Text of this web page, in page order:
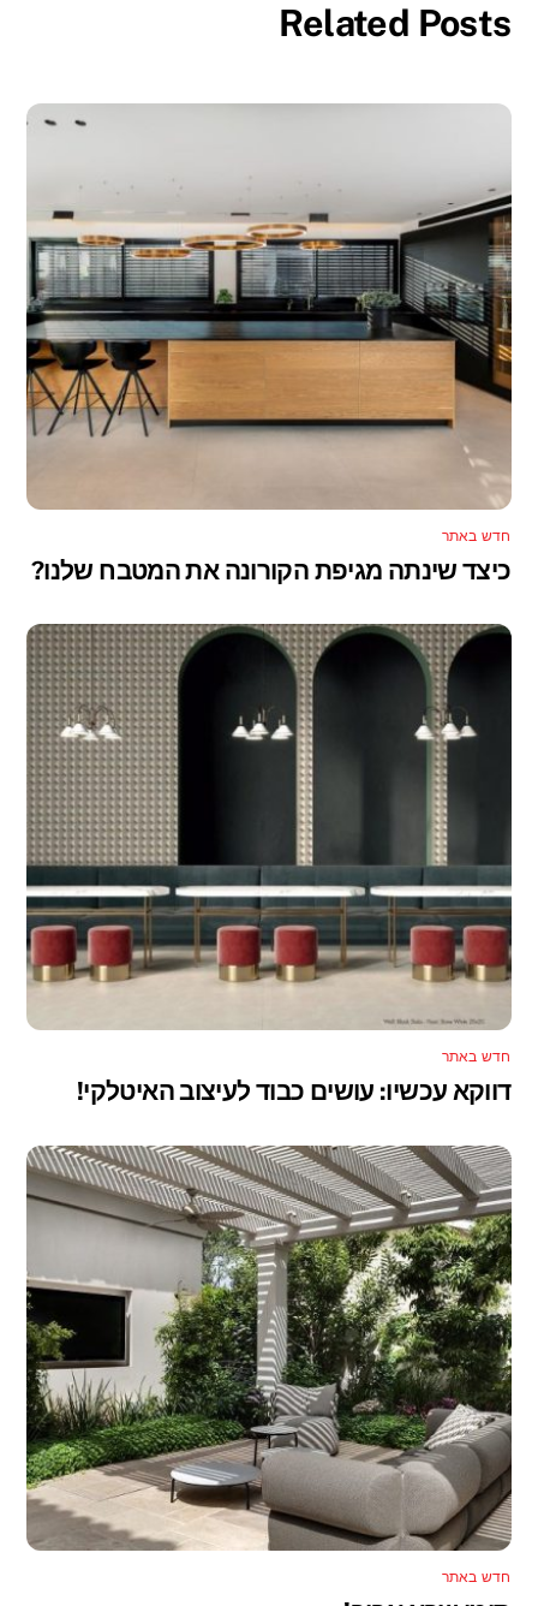
Related Posts
חדש באתר
כיצד שינתה מגיפת הקורונה את המטבח שלנו?
חדש באתר
דווקא עכשיו: עושים כבוד לעיצוב האיטלקי!
חדש באתר